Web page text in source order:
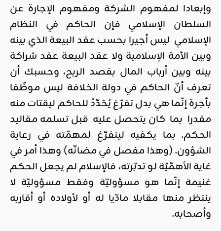
وإبعادا لمفهوم الشركة ومفهوم الإجارة عن
السلطان الإسلامي فإن الحاكم في النظام
الإسلامي ليس أجيرا بحسب عقد البيعة الذي بينه
وبين الأمة الإسلامية ولا عقد البيعة عقد شراكة
بينه وبين أرباب المال بقصد الربح، وحسبك أن
تعرف أنّ الحاكم في دولة الخلافة ليس موظّفا
بأجرة إنّما هي بدل تفرّغ يُحَدّدُ للحاكم ليقتات منه
مقدرا بما كان يتحصل عليه قبل تسلمه مقاليد
الحكم. بما يكفيه ليتفرّغ لمهمّته في رعاية
الشؤون. (وهذا مفصل في مضانّه) وهذا أمر في
غاية الأهمّيّة لو تدبّرته، فالإسلام لم يجعل الحكم
غنيمة إنّما هو مسؤوليّة وفقط مسؤوليّة لا
ينتظر منها مقابلا مادّيا له أو لأولاده أو أقاربه
وأصحابه.